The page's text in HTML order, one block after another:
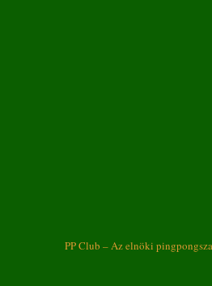
PP Club – Az elnöki